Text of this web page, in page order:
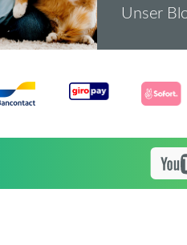
Unser